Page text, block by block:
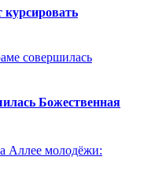
курсировать
Божественная